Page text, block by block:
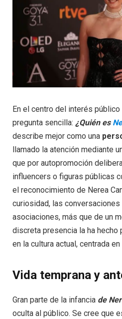
En el centro del interés público
pregunta sencilla: ¿Quién es
describe mejor como una
llamado la atención mediante
que por autopromoción
influencers o figuras públicas
el reconocimiento de Nerea
curiosidad, las
asociaciones, más que de un
discreta presencia la ha hecho
en la cultura actual, centrada
Vida temprana y
Gran parte de la infancia de
oculta al público. Se cree que